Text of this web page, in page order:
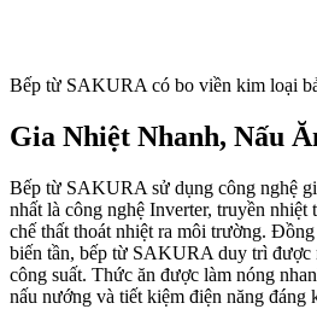
Bếp từ SAKURA có bo viền kim loại
Gia Nhiệt Nhanh, Nấu
Bếp từ SAKURA sử dụng công nghệ
nhất là công nghệ Inverter, truyền nhiệt
chế thất thoát nhiệt ra môi trường.
biến tần, bếp từ SAKURA duy trì được
công suất. Thức ăn được làm nóng
nấu nướng và tiết kiệm điện năng đáng